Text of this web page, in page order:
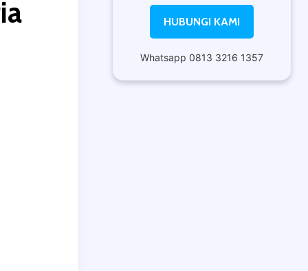
HUBUNGI KAMI
Whatsapp 0813 3216 1357